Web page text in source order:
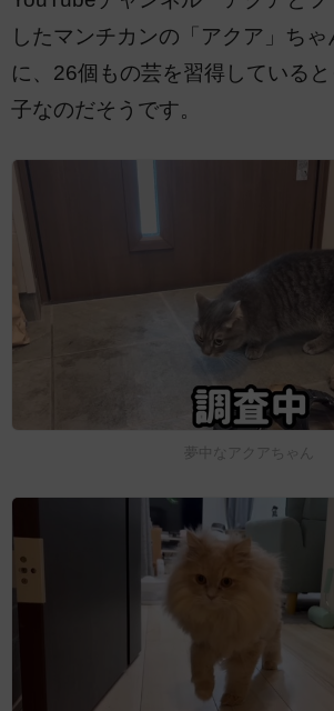
したマンチカンの「アクア」ち
に、26個もの芸を習得している
子なのだそうです。
夢中なアクアちゃん